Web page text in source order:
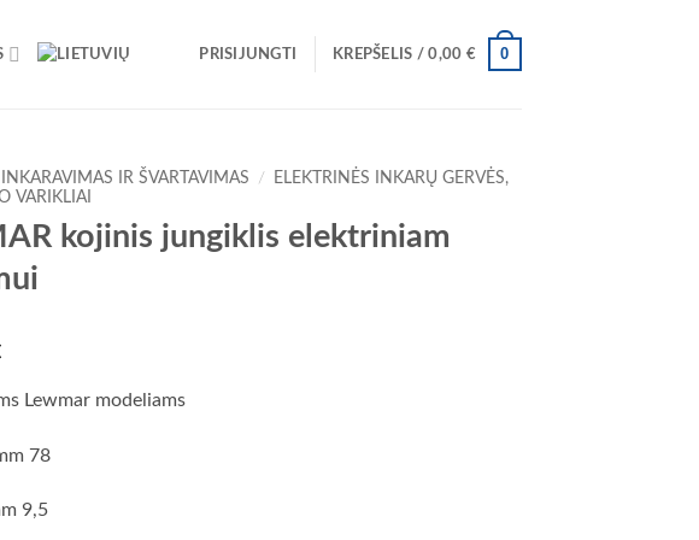
PRISIJUNGTI KREPŠELIS /0,00 € 0
INKARAVIMAS IR ŠVARTAVIMAS /
ELEKTRINĖS INKARŲ GERVĖS,
VARIKLIAI
kojinis jungiklis elektriniam
Lewmar modeliams
78
9,5